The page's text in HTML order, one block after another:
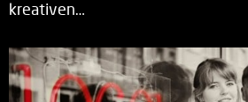
kreativen…